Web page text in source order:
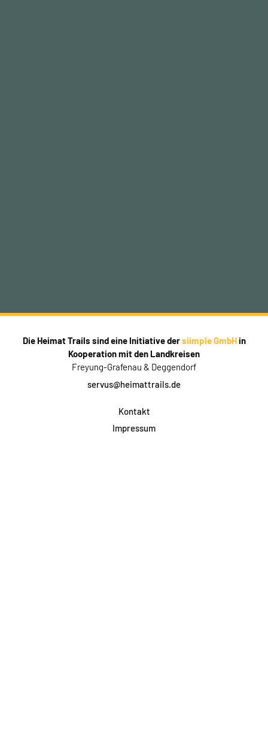
Die Heimat Trails sind eine Initiative dersiimple GmbHin
Kooperation mit den Landkreisen
Freyung-Grafenau & Deggendorf
servus@heimattrails.de
Kontakt
Impressum